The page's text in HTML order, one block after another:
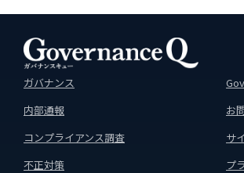
ガバナンス
内部通報
コンプライアンス調査
不正対策
お
サ
プ